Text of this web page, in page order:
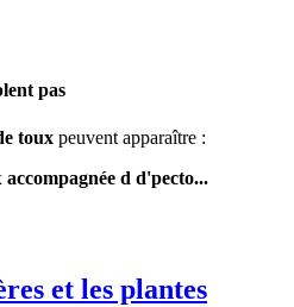
pas
toux peuvent apparaître :
accompagnée d d'pecto...
et les plantes